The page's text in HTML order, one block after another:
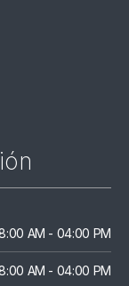
AM - 04:00 PM
AM - 04:00 PM